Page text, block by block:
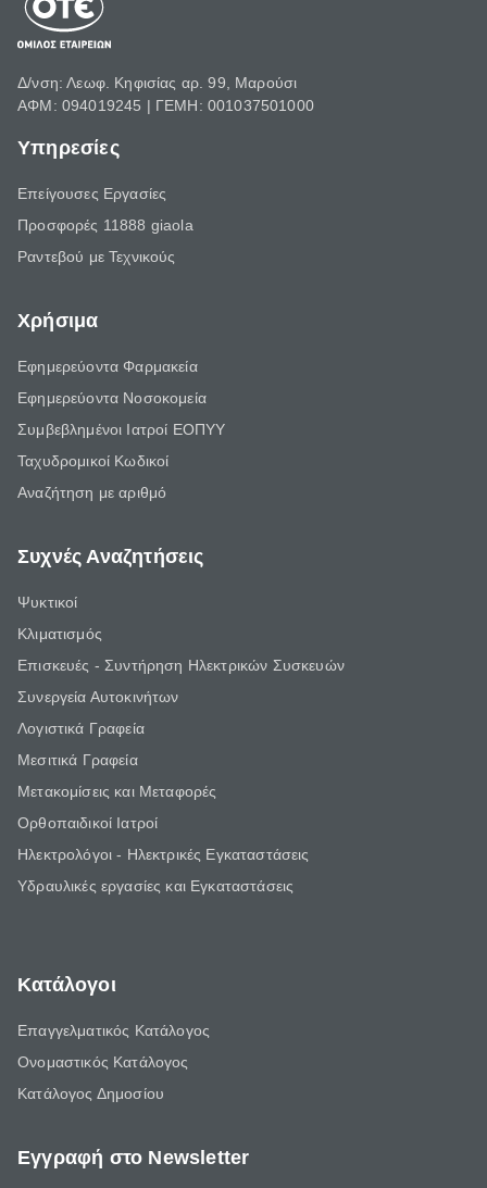
Δ/νση: Λεωφ. Κηφισίας αρ. 99, Μαρούσι
ΑΦΜ: 094019245 | ΓΕΜΗ: 001037501000
Υπηρεσίες
Επείγουσες Εργασίες
Προσφορές 11888 giaola
Ραντεβού με Τεχνικούς
Χρήσιμα
Εφημερεύοντα Φαρμακεία
Εφημερεύοντα Νοσοκομεία
Συμβεβλημένοι Ιατροί ΕΟΠΥΥ
Ταχυδρομικοί Κωδικοί
Αναζήτηση με αριθμό
Συχνές Αναζητήσεις
Ψυκτικοί
Κλιματισμός
Επισκευές - Συντήρηση Ηλεκτρικών Συσκευών
Συνεργεία Αυτοκινήτων
Λογιστικά Γραφεία
Μεσιτικά Γραφεία
Μετακομίσεις και Μεταφορές
Ορθοπαιδικοί Ιατροί
Ηλεκτρολόγοι - Ηλεκτρικές Εγκαταστάσεις
Υδραυλικές εργασίες και Εγκαταστάσεις
Κατάλογοι
Επαγγελματικός Κατάλογος
Ονομαστικός Κατάλογος
Κατάλογος Δημοσίου
Εγγραφή στο Newsletter